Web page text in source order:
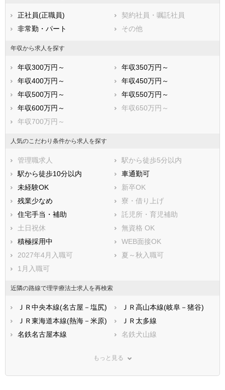
鹿児島県
正社員(正職員)
契約社員・嘱託社員
非常勤・パート
その他
年収から求人を探す
年収300万円～
年収350万円～
年収400万円～
年収450万円～
年収500万円～
年収550万円～
年収600万円～
年収650万円～
年収700万円～
人気のこだわり条件から求人を探す
管理職求人
駅から徒歩5分以内
駅から徒歩10分以内
車通勤可
未経験OK
新卒OK
残業少なめ
寮・借り上げ
住宅手当・補助
託児所・育児補助
土日祝休
無資格 OK
積極採用中
WEB面接OK
2027年4月入職可
夏～秋入職可
1月入職可
近隣の路線で理学療法士求人を再検索
ＪＲ中央本線(名古屋－塩尻)
ＪＲ高山本線(岐阜－猪谷)
ＪＲ東海道本線(熱海－米原)
ＪＲ太多線
名鉄名古屋本線
名鉄犬山線
名鉄羽島線
長良川鉄道
樽見鉄道
もっと見る